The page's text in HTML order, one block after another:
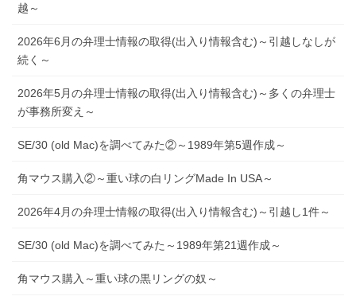
越～
2026年6月の弁理士情報の取得(出入り情報含む)～引越しなしが
続く～
2026年5月の弁理士情報の取得(出入り情報含む)～多くの弁理士
が事務所変え～
SE/30 (old Mac)を調べてみた②～1989年第5週作成～
角マウス購入②～重い球の白リングMade In USA～
2026年4月の弁理士情報の取得(出入り情報含む)～引越し1件～
SE/30 (old Mac)を調べてみた～1989年第21週作成～
角マウス購入～重い球の黒リングの奴～